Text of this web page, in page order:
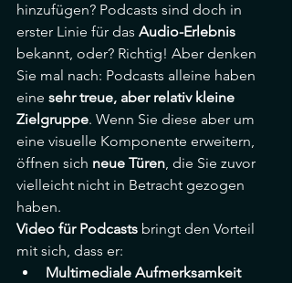
hinzufügen? Podcasts sind doch in
erster Linie für das Audio-Erlebnis
bekannt, oder? Richtig! Aber denken
Sie mal nach: Podcasts alleine haben
eine sehr treue, aber relativ kleine
Zielgruppe. Wenn Sie diese aber um
eine visuelle Komponente erweitern,
öffnen sich neue Türen, die Sie zuvor
vielleicht nicht in Betracht gezogen
haben.
Video für Podcasts bringt den Vorteil
mit sich, dass er:
Multimediale Aufmerksamkeit